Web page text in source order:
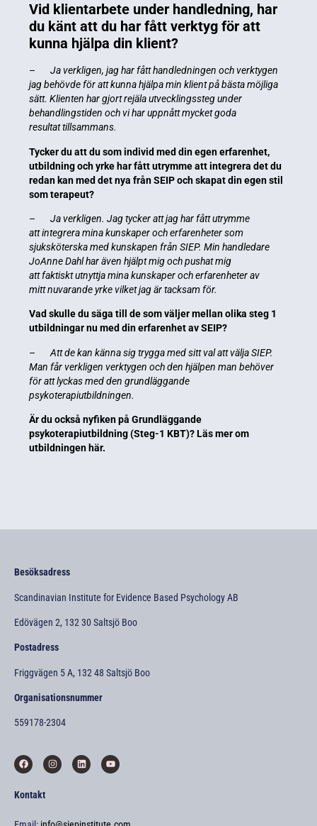
Vid klientarbete under handledning, har
du känt att du har fått verktyg för att
kunna hjälpa din klient?
–Ja verkligen, jag har fått handledningen och verktygen
jag behövde för att kunna hjälpa min klient på bästa möjliga
sätt. Klienten har gjort rejäla utvecklingssteg under
behandlingstiden och vi har uppnått mycket goda
resultat tillsammans.
Tycker du att du som individ med din egen erfarenhet,
utbildning och yrke har fått utrymme att integrera det du
redan kan med det nya från SEIP och skapat din egen stil
som terapeut?
–Ja verkligen. Jag tycker att jag har fått utrymme
att integrera mina kunskaper och erfarenheter som
sjuksköterska med kunskapen från SIEP. Min handledare
JoAnne Dahl har även hjälpt mig och pushat mig
att faktiskt utnyttja mina kunskaper och erfarenheter av
mitt nuvarande yrke vilket jag är tacksam för.
Vad skulle du säga till de som väljer mellan olika steg 1
utbildningar nu med din erfarenhet av SEIP?
–Att de kan känna sig trygga med sitt val att välja SIEP.
Man får verkligen verktygen och den hjälpen man behöver
för att lyckas med den grundläggande
psykoterapiutbildningen.
Är du också nyfiken på Grundläggande
psykoterapiutbildning (Steg-1 KBT)?Läs mer om
utbildningen här.
Besöksadress
Scandinavian Institute for Evidence Based Psychology AB
Edövägen 2, 132 30 Saltsjö Boo
Postadress
Friggvägen 5 A, 132 48 Saltsjö Boo
Organisationsnummer
559178-2304
Kontakt